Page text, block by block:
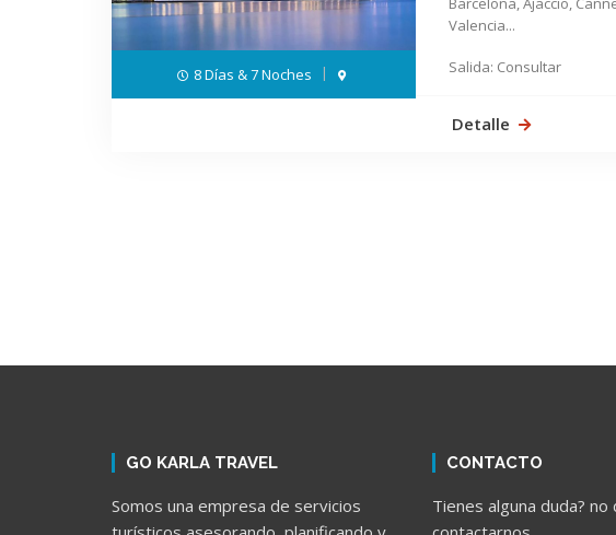
8 Días & 7 Noches
Valencia...
Salida: Consultar
Detalle
GO KARLA TRAVEL
Somos una empresa de servicios
CONTACTO
Tienes alguna duda? no